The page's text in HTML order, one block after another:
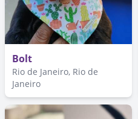
Bolt
Rio de Janeiro, Rio de
Janeiro